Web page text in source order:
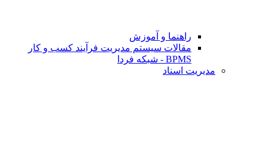
راهنما و آموزش
مقالات سیستم مدیریت فرآیند کسب و کار
BPMS - شبکه فردا
مدیریت اسناد